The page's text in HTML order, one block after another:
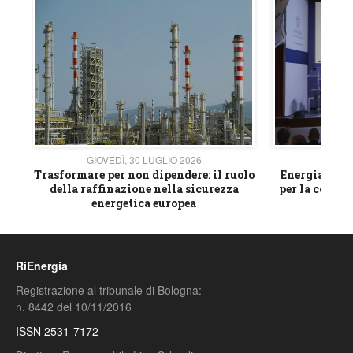
GIOVEDÌ, 30 LUGLIO 2026
Trasformare per non dipendere: il ruolo
della raffinazione nella sicurezza
energetica europea
Energia e
per la
RiEnergia
Registrazione al tribunale di Bologna:
n. 8442 del 10/11/2016
ISSN 2531-7172